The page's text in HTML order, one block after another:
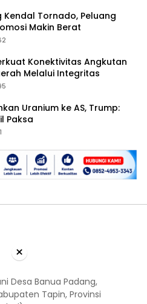
Tornado, Peluang
Makin Berat
Konektivitas Angkutan
Melalui Integritas
Uranium ke AS, Trump:
Paksa
Desa Banua Padang,
Tapin, Provinsi
×